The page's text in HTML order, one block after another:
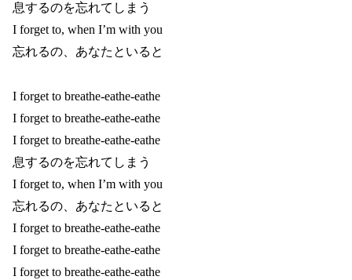
息するのを忘れてしまう
I forget to, when I’m with you
忘れるの、あなたといると
I forget to breathe-eathe-eathe
I forget to breathe-eathe-eathe
I forget to breathe-eathe-eathe
息するのを忘れてしまう
I forget to, when I’m with you
忘れるの、あなたといると
I forget to breathe-eathe-eathe
I forget to breathe-eathe-eathe
I forget to breathe-eathe-eathe